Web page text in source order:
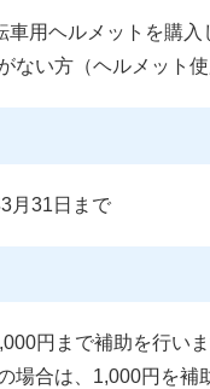
車用ヘルメットを購入
ない方（ヘルメット
月31日まで
円まで補助を行いま
合は、1,000円を補